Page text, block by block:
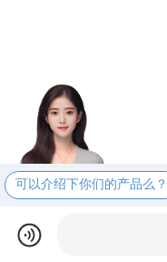
可以介绍下你们的产品么？